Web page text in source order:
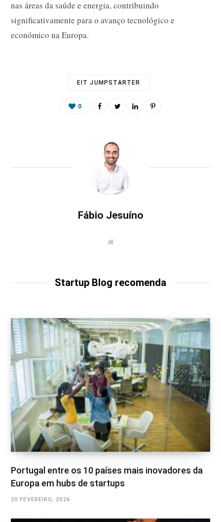
nas áreas da saúde e energia, contribuindo
significativamente para o avanço tecnológico e
económico na Europa.
EIT JUMPSTARTER
0
Fábio Jesuíno
W
Startup Blog recomenda
Portugal entre os 10 países mais inovadores da
Europa em hubs de startups
20 FEVEREIRO, 2026